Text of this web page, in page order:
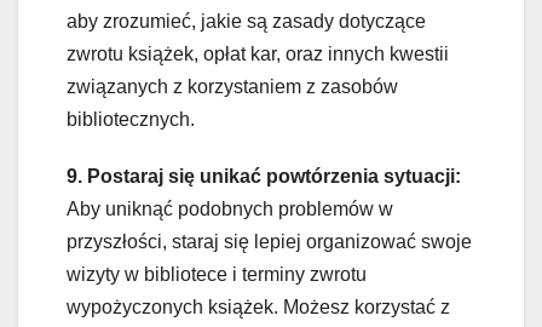
aby zrozumieć, jakie są zasady dotyczące
zwrotu książek, opłat kar, oraz innych kwestii
związanych z korzystaniem z zasobów
bibliotecznych.
9. Postaraj się unikać powtórzenia sytuacji:
Aby uniknąć podobnych problemów w
przyszłości, staraj się lepiej organizować swoje
wizyty w bibliotece i terminy zwrotu
wypożyczonych książek. Możesz korzystać z